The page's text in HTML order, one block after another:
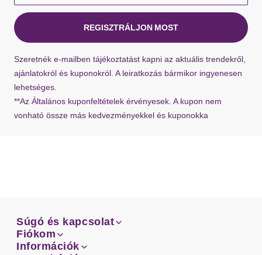
REGISZTRÁLJON MOST
Szeretnék e-mailben tájékoztatást kapni az aktuális trendekről,
ajánlatokról és kuponokról. A leiratkozás bármikor ingyenesen
lehetséges.
**Az Általános kuponfeltételek érvényesek. A kupon nem
vonható össze más kedvezményekkel és kuponokka
Súgó és kapcsolat
Email
Súgó és kapcsolat
Fiókom
Rendeléseid
Fiókom
Információk